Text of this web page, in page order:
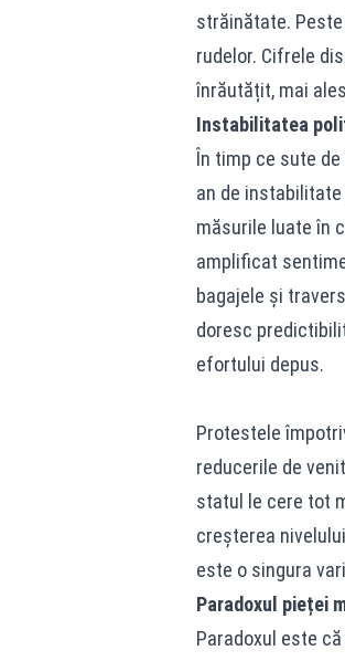
străinătate.
rudelor. Cifrele
înrăutățit, mai
Instabilitatea
În timp ce sute
an de
măsurile luate în
amplificat
bagajele și
doresc
efortului depus.
Protestele
reducerile de
statul le cere tot
creșterea
este o singura
Paradoxul pieței
Paradoxul este